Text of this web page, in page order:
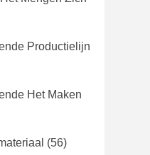
Productielijn
Het Maken
(56)